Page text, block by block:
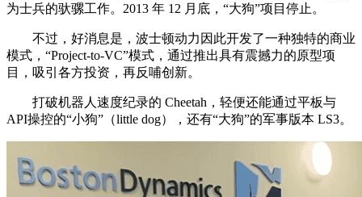
为士兵的驮骡工作。2013 年 12 月底，“大狗”项目停止。
不过，好消息是，波士顿动力因此开发了一种独特的商业
模式，“Project-to-VC”模式，通过推出具有震撼力的原型项
目，吸引各方投资，再反哺创新。
打破机器人速度纪录的 Cheetah，轻便还能通过平板与
API操控的“小狗”（little dog），还有“大狗”的军事版本 LS3。